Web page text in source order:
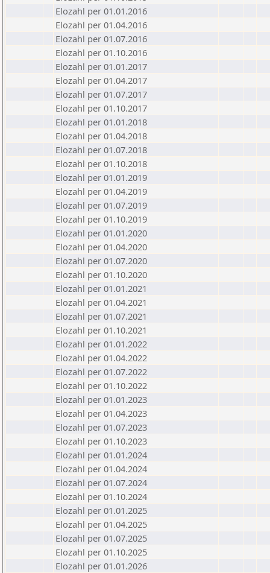
Elozahl per 01.01.2016
Elozahl per 01.04.2016
Elozahl per 01.07.2016
Elozahl per 01.10.2016
Elozahl per 01.01.2017
Elozahl per 01.04.2017
Elozahl per 01.07.2017
Elozahl per 01.10.2017
Elozahl per 01.01.2018
Elozahl per 01.04.2018
Elozahl per 01.07.2018
Elozahl per 01.10.2018
Elozahl per 01.01.2019
Elozahl per 01.04.2019
Elozahl per 01.07.2019
Elozahl per 01.10.2019
Elozahl per 01.01.2020
Elozahl per 01.04.2020
Elozahl per 01.07.2020
Elozahl per 01.10.2020
Elozahl per 01.01.2021
Elozahl per 01.04.2021
Elozahl per 01.07.2021
Elozahl per 01.10.2021
Elozahl per 01.01.2022
Elozahl per 01.04.2022
Elozahl per 01.07.2022
Elozahl per 01.10.2022
Elozahl per 01.01.2023
Elozahl per 01.04.2023
Elozahl per 01.07.2023
Elozahl per 01.10.2023
Elozahl per 01.01.2024
Elozahl per 01.04.2024
Elozahl per 01.07.2024
Elozahl per 01.10.2024
Elozahl per 01.01.2025
Elozahl per 01.04.2025
Elozahl per 01.07.2025
Elozahl per 01.10.2025
Elozahl per 01.01.2026